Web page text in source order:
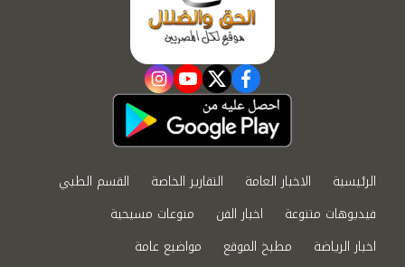
facebook
twitter
youtube
instagram
الرئيسية الاخبار العامة التقارير الخاصة
القسم الطبي
فيديوهات متنوعة
اخبار الفن
منوعات مسيحية
اخبار الرياضة
مطبخ الموقع
مواضيع عامة